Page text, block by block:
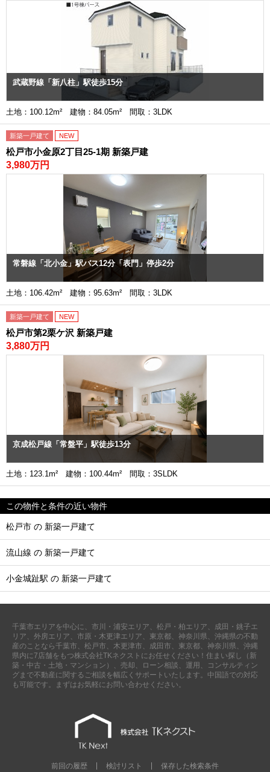
武蔵野線「新八柱」駅徒歩15分
土地：100.12m² 建物：84.05m² 間取：3LDK
新築一戸建て NEW
松戸市小金原2丁目25-1期 新築戸建
3,980万円
常磐線「北小金」駅バス12分「表門」停歩2分
土地：106.42m² 建物：95.63m² 間取：3LDK
新築一戸建て NEW
松戸市第2栗ケ沢 新築戸建
3,880万円
京成松戸線「常盤平」駅徒歩13分
土地：123.1m² 建物：100.44m² 間取：3SLDK
この物件と条件の近い物件
松戸市 の 新築一戸建て
流山線 の 新築一戸建て
小金城趾駅 の 新築一戸建て
千葉市エリアを中心に、市川・浦安エリア、松戸・柏エリア、成田・銚子エ
リア、外房エリア、市原・木更津エリア、東京都、神奈川県、沖縄県の不動
産のことなら千葉市、松戸市、木更津市、成田市、東京都、神奈川県、沖縄
県内に7店舗をもつ株式会社TKネクストにお任せください！住まい探し（新
築・中古・土地・マンション）、売却、ローン相談、運用、コンサルティン
グまで不動産に関するご相談を幅広くサポートいたします。中国語での対応
も可能です。まずはお気軽にお問い合わせください。
前回の履歴 検討リスト 保存した検索条件